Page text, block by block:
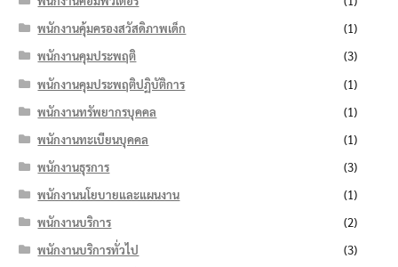
พนักงานคุ้มครองสวัสดิภาพเด็ก
(1)
พนักงานคุมประพฤติ
(3)
พนักงานคุมประพฤติปฏิบัติการ
(1)
พนักงานทรัพยากรบุคคล
(1)
พนักงานทะเบียนบุคคล
(1)
พนักงานธุรการ
(3)
พนักงานนโยบายและแผนงาน
(1)
พนักงานบริการ
(2)
พนักงานบริการทั่วไป
(3)